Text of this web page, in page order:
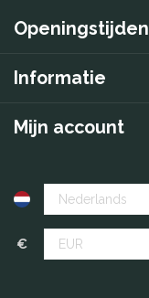
Openingstijden
Informatie
Mijn account
€